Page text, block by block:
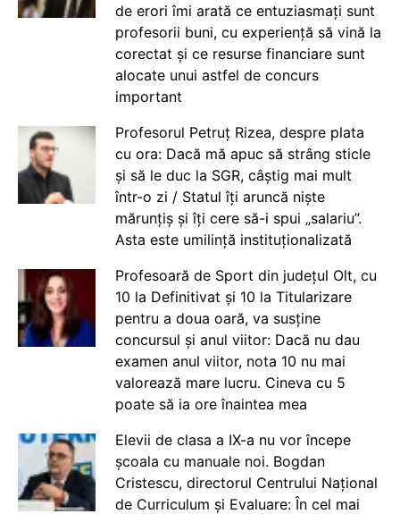
de erori îmi arată ce entuziasmați sunt
profesorii buni, cu experiență să vină la
corectat și ce resurse financiare sunt
alocate unui astfel de concurs
important
Profesorul Petruț Rizea, despre plata
cu ora: Dacă mă apuc să strâng sticle
și să le duc la SGR, câștig mai mult
într-o zi / Statul îți aruncă niște
mărunțiș și îți cere să-i spui „salariu”.
Asta este umilință instituționalizată
Profesoară de Sport din județul Olt, cu
10 la Definitivat și 10 la Titularizare
pentru a doua oară, va susține
concursul și anul viitor: Dacă nu dau
examen anul viitor, nota 10 nu mai
valorează mare lucru. Cineva cu 5
poate să ia ore înaintea mea
Elevii de clasa a IX-a nu vor începe
școala cu manuale noi. Bogdan
Cristescu, directorul Centrului Național
de Curriculum și Evaluare: În cel mai